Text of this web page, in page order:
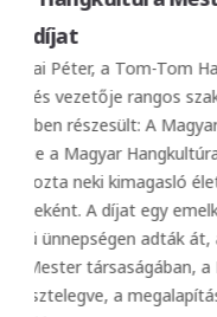
díjat
helyet,